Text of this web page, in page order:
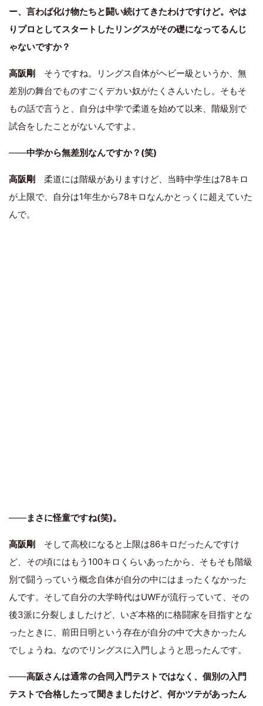
ー、言わば化け物たちと闘い続けてきたわけですけど。やは
りプロとしてスタートしたリングスがその礎になってるんじ
ゃないですか？
高阪剛 そうですね。リングス自体がヘビー級というか、無
差別の舞台でものすごくデカい奴がたくさんいたし。そもそ
もの話で言うと、自分は中学で柔道を始めて以来、階級別で
試合をしたことがないんですよ。
――中学から無差別なんですか？(笑)
高阪剛 柔道には階級がありますけど、当時中学生は78キロ
が上限で、自分は1年生から78キロなんかとっくに超えていた
んで。
――まさに怪童ですね(笑)。
高阪剛 そして高校になると上限は86キロだったんですけ
ど、その頃にはもう100キロくらいあったから、そもそも階級
別で闘うっていう概念自体が自分の中にはまったくなかった
んです。そして自分の大学時代はUWFが流行っていて、その
後3派に分裂しましたけど、いざ本格的に格闘家を目指すとな
ったときに、前田日明という存在が自分の中で大きかったん
でしょうね。なのでリングスに入門しようと思ったんです。
――高阪さんは通常の合同入門テストではなく、個別の入門
テストで合格したって聞きましたけど、何かツテがあったん